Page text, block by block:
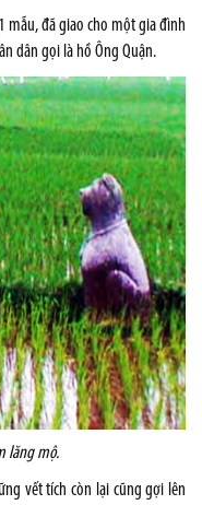
mẫu, đã giao cho một gia đình
dân gọi là hồ Ông Quận.
lăng mộ.
vết tích còn lại cũng gợi lên